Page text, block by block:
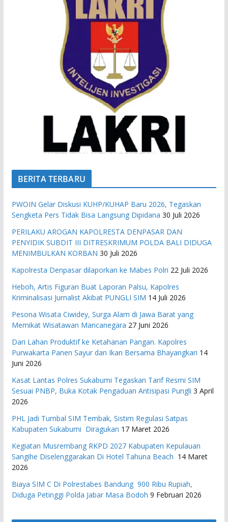
BERITA TERBARU
PWOIN Gelar Diskusi KUHP/KUHAP Baru 2026, Tegaskan
Sengketa Pers Tidak Bisa Langsung Dipidana 30 Juli 2026
PERILAKU AROGAN KAPOLRESTA DENPASAR DAN
PENYIDIK SUBDIT III DITRESKRIMUM POLDA BALI DIDUGA
MENIMBULKAN KORBAN 30 Juli 2026
Kapolresta Denpasar dilaporkan ke Mabes Polri 22 Juli 2026
Heboh, Artis Figuran Buat Laporan Palsu, Kapolres
Kriminalisasi Jurnalist Akibat PUNGLI SIM 14 Juli 2026
Pesona Wisata Ciwidey, Surga Alam di Jawa Barat yang
Memikat Wisatawan Mancanegara 27 Juni 2026
Dari Lahan Produktif ke Ketahanan Pangan. Kapolres
Purwakarta Panen Sayur dan Ikan Bersama Bhayangkari 14
Juni 2026
Kasat Lantas Polres Sukabumi Tegaskan Tarif Resmi SIM
Sesuai PNBP, Buka Kotak Pengaduan Antisipasi Pungli 3 April
2026
PHL Jadi Tumbal SIM Tembak, Sistim Regulasi Satpas
Kabupaten Sukabumi Diragukan 17 Maret 2026
Kegiatan Musrembang RKPD 2027 ​Kabupaten Kepulauan
Sangihe Diselenggarakan Di Hotel Tahuna Beach 14 Maret
2026
Biaya SIM C Di Polrestabes Bandung 900 Ribu Rupiah,
Diduga Petinggi Polda Jabar Masa Bodoh 9 Februari 2026